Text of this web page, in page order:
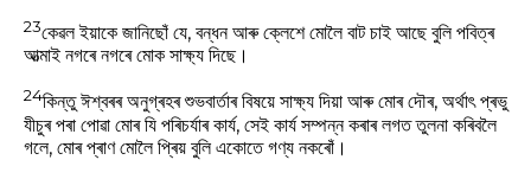
23কেৱল ইয়াকে জানিছোঁ যে, বন্ধন আৰু ক্লেশে মোলৈ বাট চাই আছে বুলি পবিত্ৰ
আত্মাই নগৰে নগৰে মোক সাক্ষ্য দিছে।
24কিন্তু ঈশ্বৰৰ অনুগ্ৰহৰ শুভবাৰ্তাৰ বিষয়ে সাক্ষ্য দিয়া আৰু মোৰ দৌৰ, অৰ্থাৎ প্ৰভু
যীচুৰ পৰা পোৱা মোৰ যি পৰিচৰ্যাৰ কাৰ্য, সেই কার্য সম্পন্ন কৰাৰ লগত তুলনা কৰিবলৈ
গলে, মোৰ প্ৰাণ মোলৈ প্ৰিয় বুলি একোতে গণ্য নকৰোঁ।